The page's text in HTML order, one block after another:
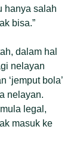
hanya salah
bisa.”
dalam hal
nelayan
‘jemput bola’
nelayan.
legal,
masuk ke